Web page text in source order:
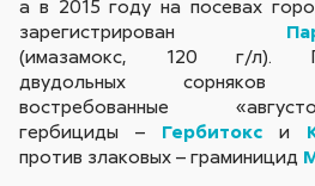
а в 2015 году на посевах
зарегистрирован
(имазамокс, 120 г/л).
двудольных сорняков
востребованные
гербициды – Гербитокс и
против злаковых – граминицид